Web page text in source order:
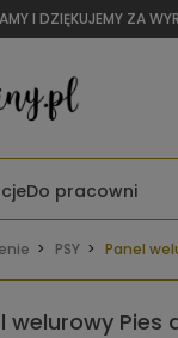
I DZIĘKUJEMY ZA
Do pracowni
PSY Panel
welurowy